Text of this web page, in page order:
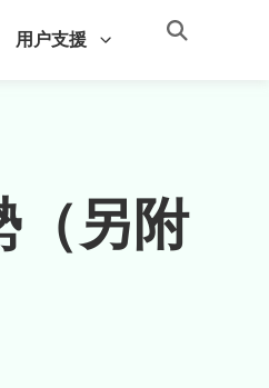
用户支援
（另附